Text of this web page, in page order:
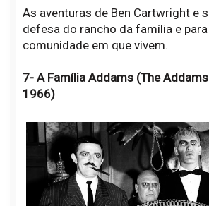
As aventuras de Ben Cartwright e
defesa do rancho da família e
comunidade em que vivem.
7- A Família Addams (The
1966)